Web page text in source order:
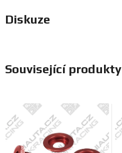
Diskuze
Související produkty